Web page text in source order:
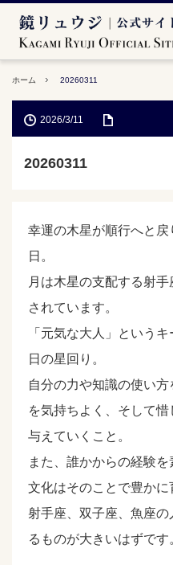
ホーム 20260311
2026/3/11
20260311
幸運の木星が順行へと
日。
月は木星の支配する射
されています。
「元気な大人」という
日の星回り。
自分の力や知識の使い
を気持ちよく、そして
与えていくこと。
また、誰かからの経験を
文化はそのことで豊かに
射手座、双子座、魚座
るものが大きいはずです